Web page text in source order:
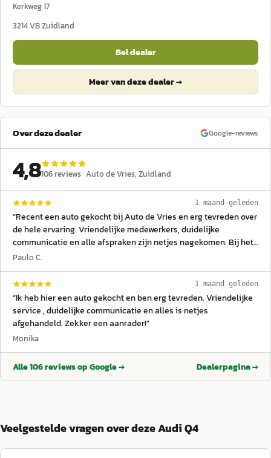
Kerkweg 17
3214 VBZuidland
Bel dealer
Meer van deze dealer →
Over deze dealer Google-reviews
4,8106reviews ·Auto de Vries, Zuidland
1 maand geleden
“Recent een auto gekocht bij Auto de Vries en erg tevreden over
de hele ervaring. Vriendelijke medewerkers, duidelijke
communicatie en alle afspraken zijn netjes nagekomen. Bij het
ophalen stond de auto er keurig verzorgd en netjes bij. Ook de
belangrijk is. Als ik in de toekomst weer op zoek ga naar een
andere auto, kom ik zeker terug. Zeker een aanrader
Paulo C.
1 maand geleden
“Ik heb hier een auto gekocht en ben erg tevreden. Vriendelijke
service , duidelijke communicatie en alles is netjes
afgehandeld. Zekker een aanrader!”
Monika
Alle106reviews op Google → Dealerpagina →
Veelgestelde vragen over deze Audi Q4